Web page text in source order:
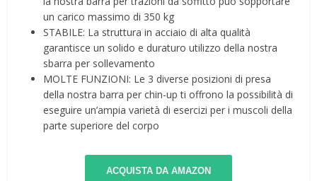
un carico massimo di 350 kg
STABILE: La struttura in acciaio di alta qualità
garantisce un solido e duraturo utilizzo della nostra
sbarra per sollevamento
MOLTE FUNZIONI: Le 3 diverse posizioni di presa
della nostra barra per chin-up ti offrono la possibilità di
eseguire un’ampia varietà di esercizi per i muscoli della
parte superiore del corpo
ACQUISTA DA AMAZON